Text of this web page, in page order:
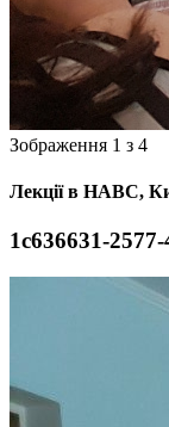
Зображення 1 з 4
Лекції в НАВС,
1c636631-